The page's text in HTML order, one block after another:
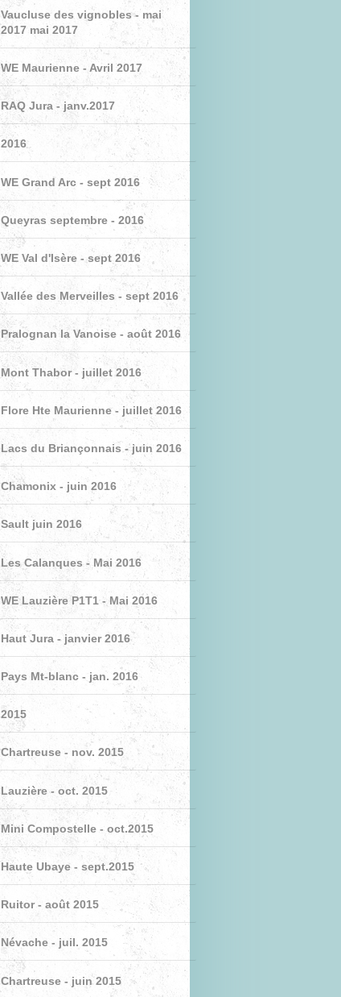
Vaucluse des vignobles - mai
2017 mai 2017
WE Maurienne - Avril 2017
RAQ Jura - janv.2017
2016
WE Grand Arc - sept 2016
Queyras septembre - 2016
WE Val d'Isère - sept 2016
Vallée des Merveilles - sept 2016
Pralognan la Vanoise - août 2016
Mont Thabor - juillet 2016
Flore Hte Maurienne - juillet 2016
Lacs du Briançonnais - juin 2016
Chamonix - juin 2016
Sault juin 2016
Les Calanques - Mai 2016
WE Lauzière P1T1 - Mai 2016
Haut Jura - janvier 2016
Pays Mt-blanc - jan. 2016
2015
Chartreuse - nov. 2015
Lauzière - oct. 2015
Mini Compostelle - oct.2015
Haute Ubaye - sept.2015
Ruitor - août 2015
Névache - juil. 2015
Chartreuse - juin 2015